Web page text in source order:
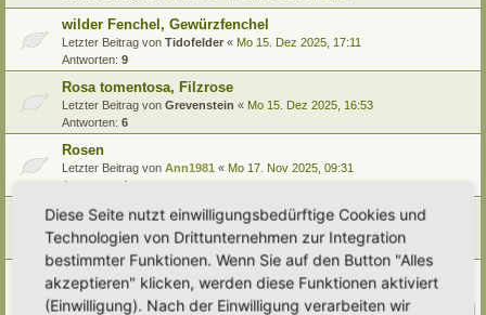
wilder Fenchel, Gewürzfenchel
Letzter Beitrag von Tidofelder « Mo 15. Dez 2025, 17:11
Antworten: 9
Rosa tomentosa, Filzrose
Letzter Beitrag von Grevenstein « Mo 15. Dez 2025, 16:53
Antworten: 6
Rosen
Letzter Beitrag von Ann1981 « Mo 17. Nov 2025, 09:31
Antworten:
4
Wiesenwachtelweizen- die unbekannte hübsche
Letzter Beitrag von Ann1981 «
Di 12. Aug 2025, 10:43
Antworten:2
Ackerglockenblume - toll oder 'Unkraut'??
Letzter Beitrag vonAlma «Fr 8. Aug 2025, 14:30
Antworten:22
Diese Seite nutzt einwilligungsbedürftige Cookies und
Technologien von Drittunternehmen zur Integration
bestimmter Funktionen. Wenn Sie auf den Button "Alles
akzeptieren" klicken, werden diese Funktionen aktiviert
(Einwilligung). Nach der Einwilligung verarbeiten wir